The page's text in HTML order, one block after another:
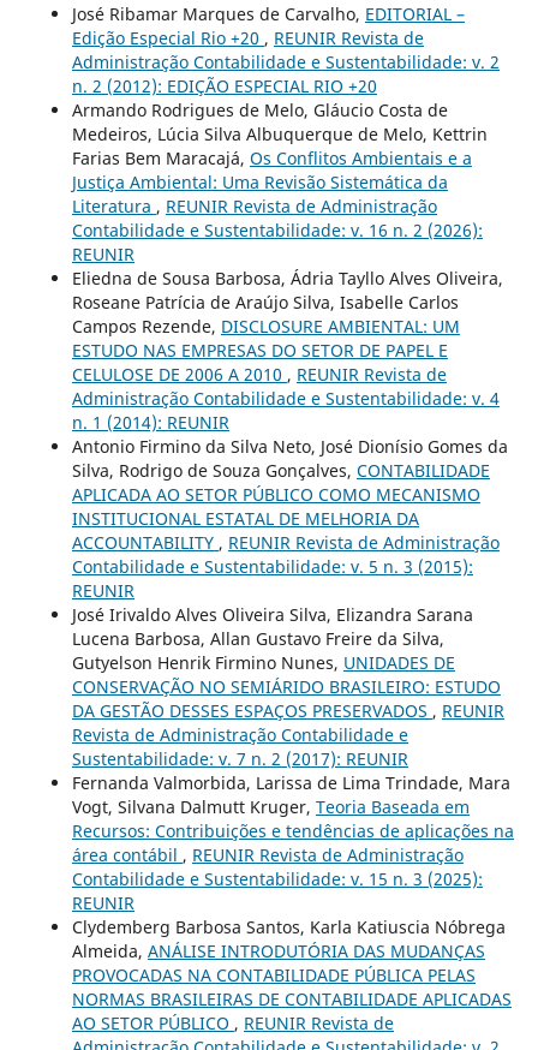
José Ribamar Marques de Carvalho, EDITORIAL –
Edição Especial Rio +20 , REUNIR Revista de
Administração Contabilidade e Sustentabilidade: v. 2
n. 2 (2012): EDIÇÃO ESPECIAL RIO +20
Armando Rodrigues de Melo, Gláucio Costa de
Medeiros, Lúcia Silva Albuquerque de Melo, Kettrin
Farias Bem Maracajá, Os Conflitos Ambientais e a
Justiça Ambiental: Uma Revisão Sistemática da
Literatura , REUNIR Revista de Administração
Contabilidade e Sustentabilidade: v. 16 n. 2 (2026):
REUNIR
Eliedna de Sousa Barbosa, Ádria Tayllo Alves Oliveira,
Roseane Patrícia de Araújo Silva, Isabelle Carlos
Campos Rezende, DISCLOSURE AMBIENTAL: UM
ESTUDO NAS EMPRESAS DO SETOR DE PAPEL E
CELULOSE DE 2006 A 2010 , REUNIR Revista de
Administração Contabilidade e Sustentabilidade: v. 4
n. 1 (2014): REUNIR
Antonio Firmino da Silva Neto, José Dionísio Gomes da
Silva, Rodrigo de Souza Gonçalves, CONTABILIDADE
APLICADA AO SETOR PÚBLICO COMO MECANISMO
INSTITUCIONAL ESTATAL DE MELHORIA DA
ACCOUNTABILITY , REUNIR Revista de Administração
Contabilidade e Sustentabilidade: v. 5 n. 3 (2015):
REUNIR
José Irivaldo Alves Oliveira Silva, Elizandra Sarana
Lucena Barbosa, Allan Gustavo Freire da Silva,
Gutyelson Henrik Firmino Nunes, UNIDADES DE
CONSERVAÇÃO NO SEMIÁRIDO BRASILEIRO: ESTUDO
DA GESTÃO DESSES ESPAÇOS PRESERVADOS , REUNIR
Revista de Administração Contabilidade e
Sustentabilidade: v. 7 n. 2 (2017): REUNIR
Fernanda Valmorbida, Larissa de Lima Trindade, Mara
Vogt, Silvana Dalmutt Kruger, Teoria Baseada em
Recursos: Contribuições e tendências de aplicações na
área contábil , REUNIR Revista de Administração
Contabilidade e Sustentabilidade: v. 15 n. 3 (2025):
REUNIR
Clydemberg Barbosa Santos, Karla Katiuscia Nóbrega
Almeida, ANÁLISE INTRODUTÓRIA DAS MUDANÇAS
PROVOCADAS NA CONTABILIDADE PÚBLICA PELAS
NORMAS BRASILEIRAS DE CONTABILIDADE APLICADAS
AO SETOR PÚBLICO , REUNIR Revista de